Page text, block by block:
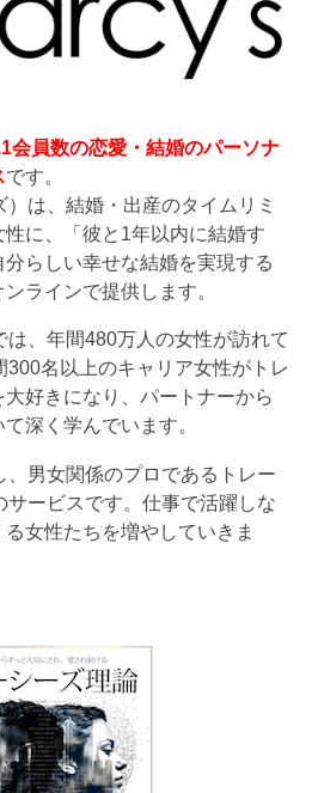
会員数の恋愛・結婚のパーソナ
です。
）は、結婚・出産のタイムリミ
に、「彼と1年以内に結婚す
らしい幸せな結婚を実現する
ラインで提供します。
、年間480万人の女性が訪れて
名以上のキャリア女性がトレ
好きになり、パートナーから
深く学んでいます。
男女関係のプロであるトレー
ービスです。仕事で活躍しな
女性たちを増やしていきま